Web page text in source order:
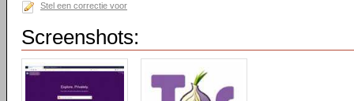
Stel een correctie voor
Screenshots: